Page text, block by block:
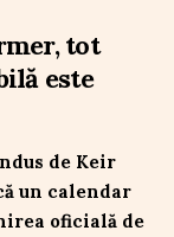
tot
este
de Keir
un calendar
oficială de